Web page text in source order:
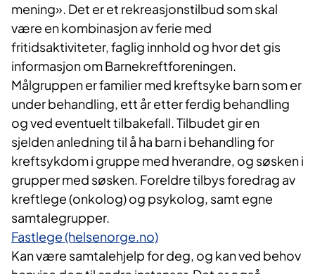
mening». Det er et rekreasjonstilbud som skal
være en kombinasjon av ferie med
fritidsaktiviteter, faglig innhold og hvor det gis
informasjon om Barnekreftforeningen.
Målgruppen er familier med kreftsyke barn som er
under behandling, ett år etter ferdig behandling
og ved eventuelt tilbakefall. Tilbudet gir en
sjelden anledning til å ha barn i behandling for
kreftsykdom i gruppe med hverandre, og søsken i
grupper med søsken. Foreldre tilbys foredrag av
kreftlege (onkolog) og psykolog, samt egne
samtalegrupper.
Fastlege (helsenorge.no)
Kan være samtalehjelp for deg, og kan ved behov